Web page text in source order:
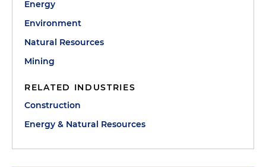
Energy
Environment
Natural Resources
Mining
RELATED INDUSTRIES
Construction
Energy & Natural Resources